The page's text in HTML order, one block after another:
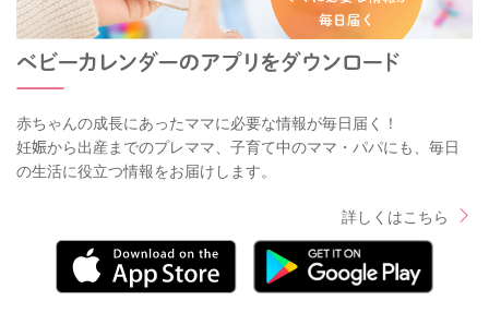
赤ちゃんの成長にあったママに必要な情報が毎日届く！
妊娠から出産までのプレママ、子育て中のママ・パパにも、毎日
の生活に役立つ情報をお届けします。
詳しくはこちら